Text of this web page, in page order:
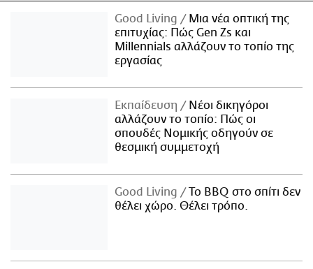
Good Living
Μια νέα οπτική της
επιτυχίας: Πώς Gen Zs και
Millennials αλλάζουν το τοπίο της
εργασίας
Εκπαίδευση
Νέοι δικηγόροι
αλλάζουν το τοπίο: Πώς οι
σπουδές Νομικής οδηγούν σε
θεσμική συμμετοχή
Good Living
Το BBQ στο σπίτι δεν
θέλει χώρο. Θέλει τρόπο.